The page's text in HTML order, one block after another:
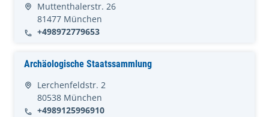
Muttenthalerstr. 26
81477 München
+498972779653
Archäologische Staatssammlung
Lerchenfeldstr. 2
80538 München
+4989125996910